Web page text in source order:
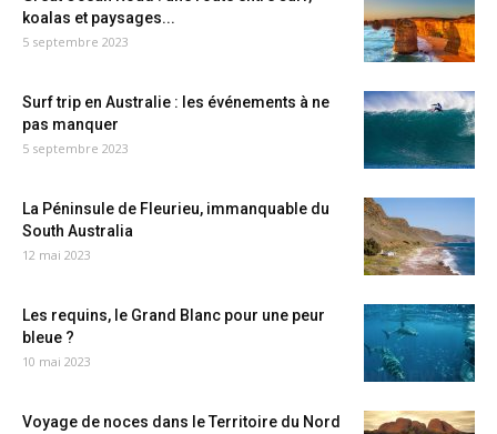
koalas et paysages...
5 septembre 2023
Surf trip en Australie : les événements à ne
pas manquer
5 septembre 2023
La Péninsule de Fleurieu, immanquable du
South Australia
12 mai 2023
Les requins, le Grand Blanc pour une peur
bleue ?
10 mai 2023
Voyage de noces dans le Territoire du Nord